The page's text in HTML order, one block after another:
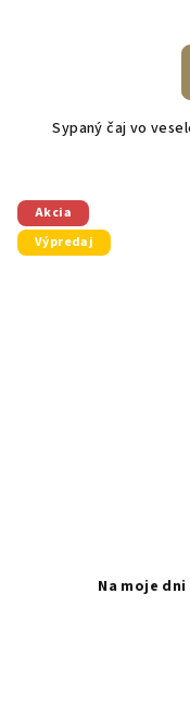
Sypaný čaj vo
Akcia
Výpredaj
Na moje